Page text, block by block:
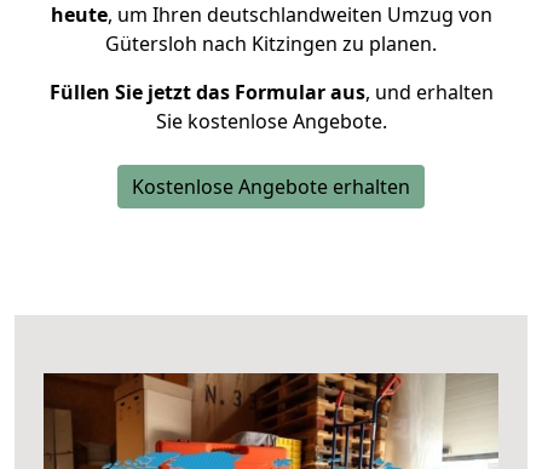
heute, um Ihren deutschlandweiten Umzug von
Gütersloh nach Kitzingen zu planen.
Füllen Sie jetzt das Formular aus, und erhalten
Sie kostenlose Angebote.
Kostenlose Angebote erhalten